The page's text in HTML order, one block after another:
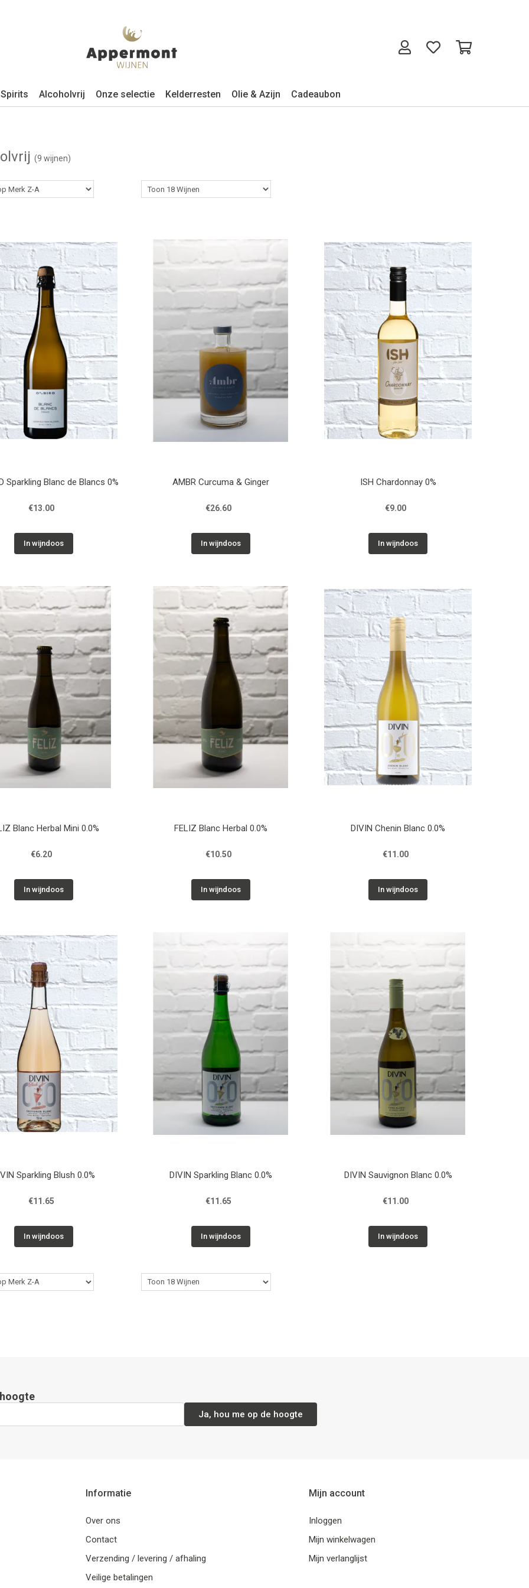
Spirits Alcoholvrij Onze selectie Kelderresten Olie & Azijn Cadeaubon
(9 wijnen)
Sparkling Blanc de Blancs 0%
€13.00
In wijndoos
AMBR Curcuma & Ginger
€26.60
In wijndoos
ISH Chardonnay 0%
€9.00
In wijndoos
Blanc Herbal Mini 0.0%
€6.20
In wijndoos
FELIZ Blanc Herbal 0.0%
€10.50
In wijndoos
DIVIN Chenin Blanc 0.0%
€11.00
In wijndoos
DIVIN Sparkling Blush 0.0%
€11.65
In wijndoos
DIVIN Sparkling Blanc 0.0%
€11.65
In wijndoos
DIVIN Sauvignon Blanc 0.0%
€11.00
In wijndoos
Ja, hou me op de hoogte
Informatie
Over ons
Contact
Verzending / levering / afhaling
Veilige betalingen
Mijn account
Inloggen
Mijn winkelwagen
Mijn verlanglijst